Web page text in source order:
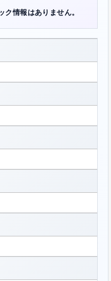
情報はありません。